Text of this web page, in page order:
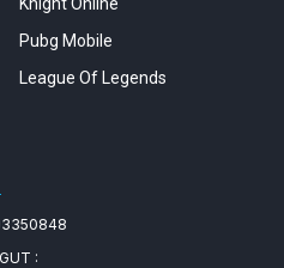
Pubg Mobile
League Of Legends
: